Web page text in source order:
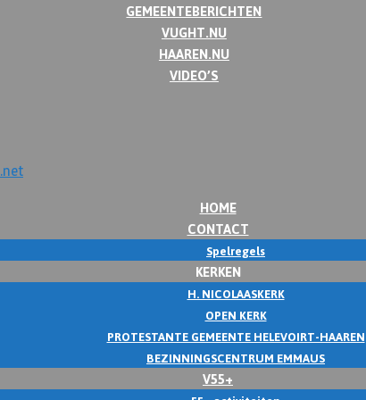
GEMEENTEBERICHTEN
VUGHT.NU
HAAREN.NU
VIDEO’S
HOME
CONTACT
Spelregels
KERKEN
H. NICOLAASKERK
OPEN KERK
PROTESTANTE GEMEENTE HELEVOIRT-HAAREN
BEZINNINGSCENTRUM EMMAUS
V55+